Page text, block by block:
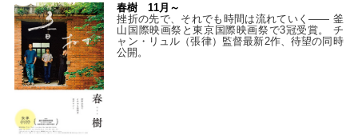
春樹 11月～
挫折の先で、それでも時間は流れていく—— 釜
山国際映画祭と東京国際映画祭で3冠受賞。 チ
ャン・リュル（張律）監督最新2作、待望の同時
公開。